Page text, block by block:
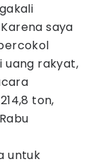
saya
uang rakyat,
ton,
untuk